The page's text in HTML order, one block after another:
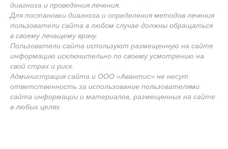
диагноза и проведения лечения.
Для постановки диагноза и определения методов лечения
пользователи сайта в любом случае должны обращаться
в своему лечащему врачу.
Пользователи сайта используют размещенную на сайте
информацию исключительно по своему усмотрению на
свой страх и риск.
Администрация сайта и ООО «Авантис» не несут
ответственность за использование пользователями
сайта информации и материалов, размещенных на сайте
в любых целях.